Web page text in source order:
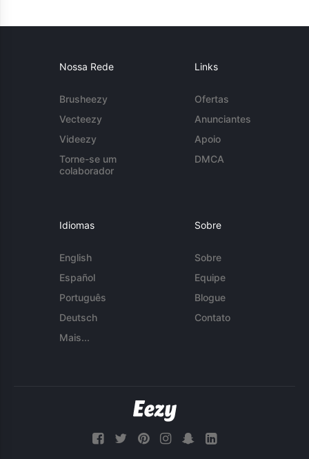
Nossa Rede
Brusheezy
Vecteezy
Videezy
Torne-se um
colaborador
Links
Ofertas
Anunciantes
Apoio
DMCA
Idiomas
English
Español
Português
Deutsch
Mais...
Sobre
Sobre
Equipe
Blogue
Contato